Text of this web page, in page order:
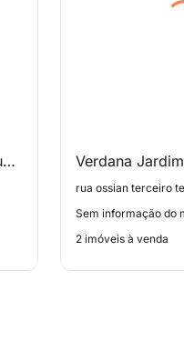
Residencial Unita Jardim Prudencia Verdana
Sem informação do
2 imóveis à venda